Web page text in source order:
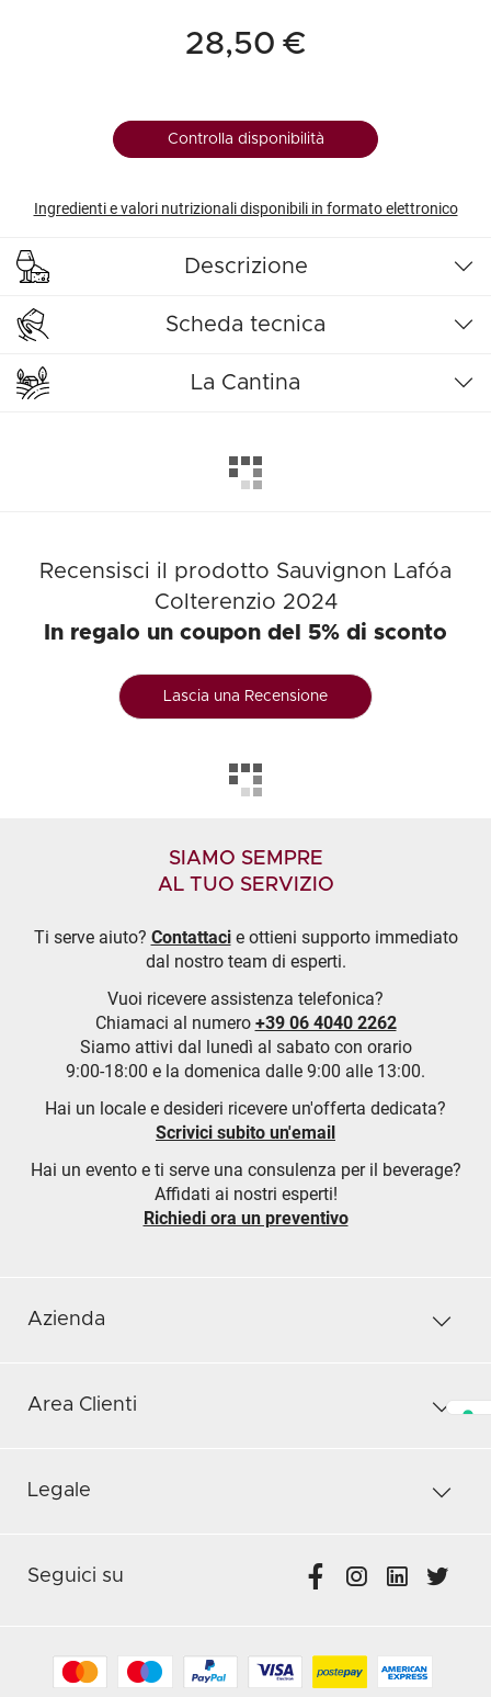
28,50 €
Controlla disponibilità
Ingredienti e valori nutrizionali disponibili in formato elettronico
Descrizione
Scheda tecnica
La Cantina
Recensisci il prodotto Sauvignon Lafóa
Colterenzio 2024
In regalo un coupon del 5% di sconto
Lascia una Recensione
SIAMO SEMPRE
AL TUO SERVIZIO
Ti serve aiuto? Contattacie ottieni supporto immediato
dal nostro team di esperti.
Vuoi ricevere assistenza telefonica?
Chiamaci al numero +39 06 4040 2262
Siamo attivi dal lunedì al sabato con orario
9:00-18:00 e la domenica dalle 9:00 alle 13:00.
Hai un locale e desideri ricevere un'offerta dedicata?
Scrivici subito un'email
Hai un evento e ti serve una consulenza per il beverage?
Affidati ai nostri esperti!
Richiedi ora un preventivo
Azienda
Area Clienti
Legale
Seguici su